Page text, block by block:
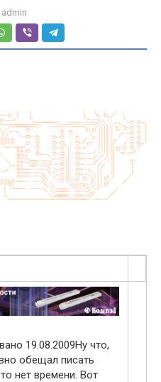
admin
19.08.2009Ну что,
обещал писать
нет времени. Вот